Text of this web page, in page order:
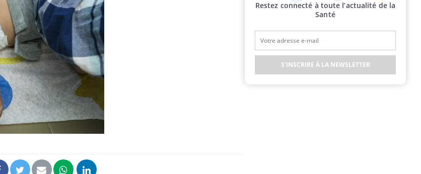
Facebook Twitter Instagram
Restez connecté à toute l’actualité de la
Santé
S'INSCRIRE À LA NEWSLETTER